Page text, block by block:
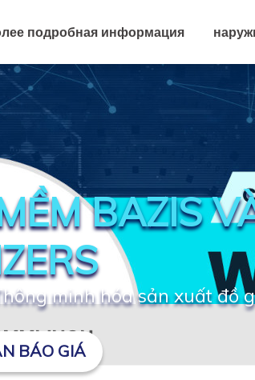
подробная информация
BAZIS
minh hóa sản xuất đồ
BÁO GIÁ